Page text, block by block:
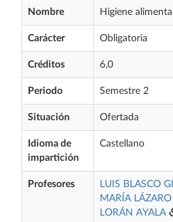
Nombre Higiene
Carácter Obligatoria
Créditos 6,0
Periodo Semestre 2
Situación Ofertada
Idioma de
impartición
Castellano
Profesores LUIS BLASCO
MARÍA
LORÁN AYALA